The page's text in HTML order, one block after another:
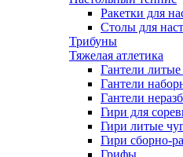
Ракетки для
Столы для
Трибуны
Тяжелая атлетика
Гантели
Гантели
Гантели
Гири для
Гири литые
Гири сборно-
Грифы